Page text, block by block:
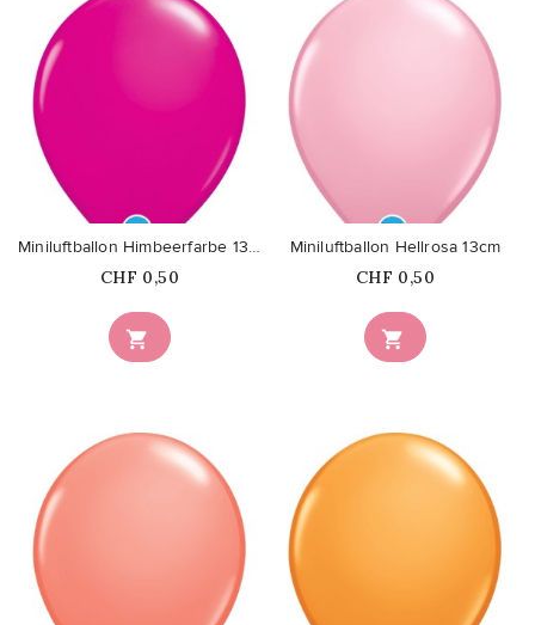
favorite_border

Miniluftballon Himbeerfarbe 13cm
Price
CHF 0,50
favorite_border

Miniluftballon Hellrosa 13cm
Price
CHF 0,50
favorite_border favorite_border